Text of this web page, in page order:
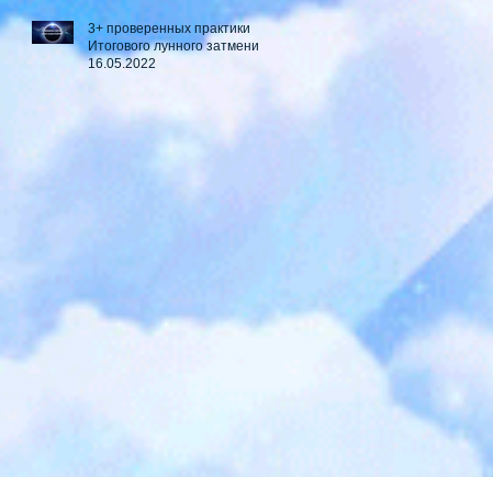
3+ проверенных практики
Итогового лунного затмения
16.05.2022